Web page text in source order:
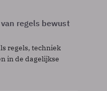
regels bewust
regels, techniek
in de dagelijkse